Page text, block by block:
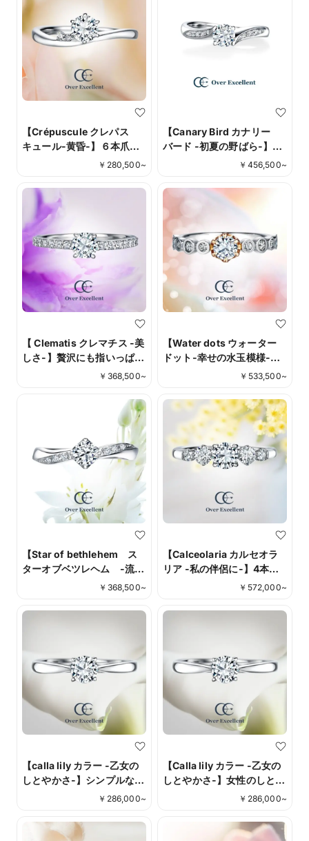
【Crépuscule クレパス
キュール-黄昏-】６本爪ス
タイルで正統感の薫るデザ
セッティング。タイムレス
な美しさが魅力。
￥ 280,500~
【Canary Bird カナリー
バード -初夏の野ばら-】く
るんと軽やかにひるがえっ
なウェーブが印象的。
￥ 456,500~
【 Clematis クレマチス -美
しさ-】贅沢にも指いっぱい
に広がる輝きが印象的なシ
エットと贅沢に敷き詰めた
￥ 368,500~
【Water dots ウォーター
ドット-幸せの水玉模様-】
実りを表すラッキーモチー
が叶う力を持つモチーフに
ふたりをずっと続く幸せを
込めて。
￥ 533,500~
【Star of bethlehem ス
ターオブベツレヘム -流れ
星-】真っすぐ向き合うふた
メージした優美な曲線。
￥ 368,500~
【Calceolaria カルセオラ
リア -私の伴侶に-】4本爪
スタイルでモダンなスタイ
イヤモンドをセッティン
￥ 572,000~
【calla lily カラー -乙女の
しとやかさ-】シンプルなが
ら洗練された、タイムレス
たこだわりのデザイン。
￥ 286,000~
【Calla lily カラー -乙女の
しとやかさ-】女性のしとや
かさをイメージした 凛とし
￥ 286,000~